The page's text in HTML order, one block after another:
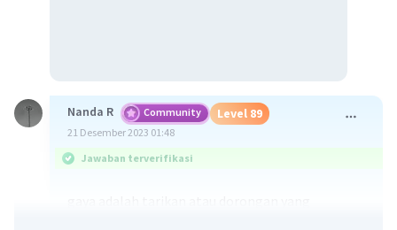
Nanda R Community Level 89
21 Desember 2023 01:48
Jawaban terverifikasi